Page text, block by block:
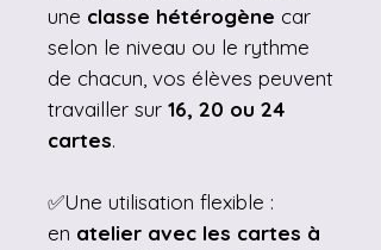
une classe hétérogène car
selon le niveau ou le rythme
de chacun, vos élèves peuvent
travailler sur 16, 20 ou 24
cartes.
✅Une utilisation flexible :
en atelier avec les cartes à